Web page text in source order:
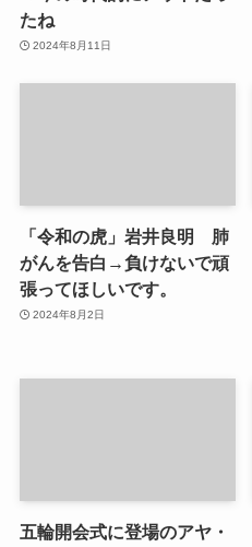
たね
2024年8月11日
「令和の虎」岩井良明 肺
がんを告白→負けないで頑
張ってほしいです。
2024年8月2日
五輪開会式に登場のアヤ・